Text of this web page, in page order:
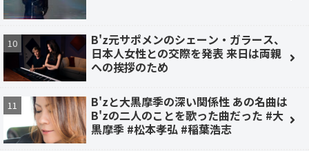
B'z元サポメンのシェーン・ガラース、
日本人女性との交際を発表 来日は両親
への挨拶のため
B'zと大黒摩季の深い関係性 あの名曲は
B'zの二人のことを歌った曲だった #大
黒摩季 #松本孝弘 #稲葉浩志